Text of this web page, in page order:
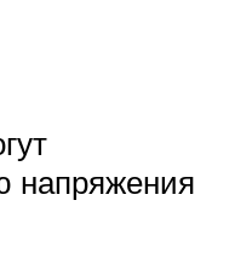
напряжения